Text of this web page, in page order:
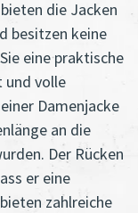
die Jacken
besitzen keine
eine praktische
und volle
Damenjacke
an die
Der Rücken
er eine
zahlreiche